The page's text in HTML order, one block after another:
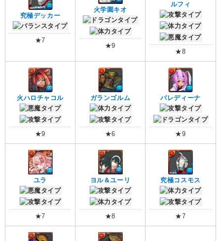
究極デッカー
★7
火学園キオ
★9
ルフィ
★8
火ハロチャコル
★9
ガランゴルム
★6
バレディーナ
★9
ユラ
★7
ヨル＆ユーリ
★8
究極コスモス
★7